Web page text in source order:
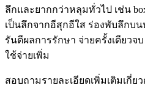
ลึกและยากกว่าหลุมทั่วไป เช่น
เป็นลึกจากอีสุกอีใส ร่องพับลึกบน
รันตีผลการรักษา จ่ายครั้งเดียวจ
ใช้จ่ายเพิ่ม
สอบถามรายละเอียดเพิ่มเติมเกี่ย